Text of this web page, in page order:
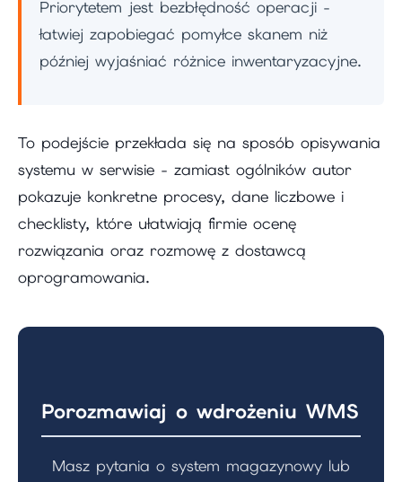
Priorytetem jest bezbłędność operacji -
łatwiej zapobiegać pomyłce skanem niż
później wyjaśniać różnice inwentaryzacyjne.
To podejście przekłada się na sposób opisywania
systemu w serwisie - zamiast ogólników autor
pokazuje konkretne procesy, dane liczbowe i
checklisty, które ułatwiają firmie ocenę
rozwiązania oraz rozmowę z dostawcą
oprogramowania.
Porozmawiaj o wdrożeniu WMS
Masz pytania o system magazynowy lub